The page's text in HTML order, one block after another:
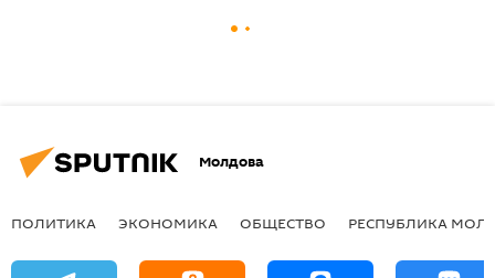
Молдова
ПОЛИТИКА ЭКОНОМИКА ОБЩЕСТВО РЕСПУБЛИКА